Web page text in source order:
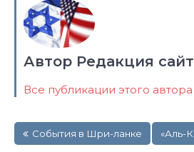
Автор Редакция
Все публикации этого автора
по События в Шри-ланке «Аль-